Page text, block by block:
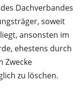
Dachverbandes
soweit
ansonsten im
ehestens durch
Zwecke
zu löschen.